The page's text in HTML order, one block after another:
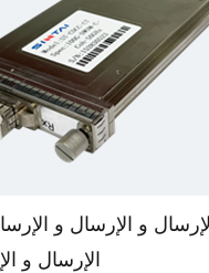
الإرسال و